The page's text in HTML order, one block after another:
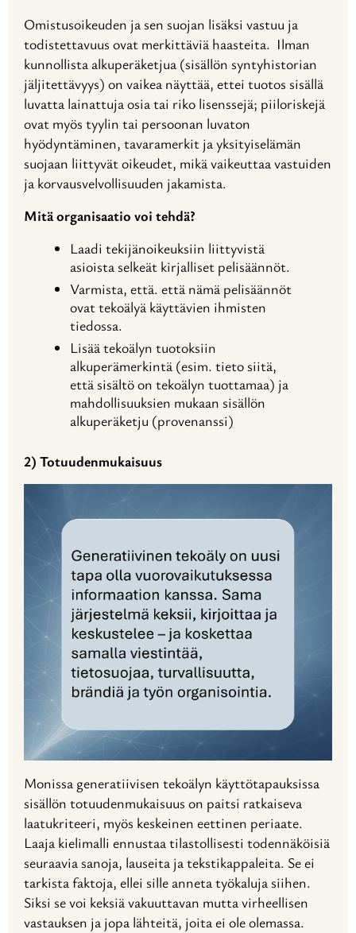
Omistusoikeuden ja sen suojan lisäksi vastuu ja
todistettavuus ovat merkittäviä haasteita. Ilman
kunnollista alkuperäketjua (sisällön syntyhistorian
jäljitettävyys) on vaikea näyttää, ettei tuotos sisällä
luvatta lainattuja osia tai riko lisenssejä; piiloriskejä
ovat myös tyylin tai persoonan luvaton
hyödyntäminen, tavaramerkit ja yksityiselämän
suojaan liittyvät oikeudet, mikä vaikeuttaa vastuiden
ja korvausvelvollisuuden jakamista.
Mitä organisaatio voi tehdä?
Laadi tekijänoikeuksiin liittyvistä
asioista selkeät kirjalliset pelisäännöt.
Varmista, että. että nämä pelisäännöt
ovat tekoälyä käyttävien ihmisten
tiedossa.
Lisää tekoälyn tuotoksiin
alkuperämerkintä (esim. tieto siitä,
että sisältö on tekoälyn tuottamaa) ja
mahdollisuuksien mukaan sisällön
alkuperäketju (provenanssi)
2) Totuudenmukaisuus
Monissa generatiivisen tekoälyn käyttötapauksissa
sisällön totuudenmukaisuus on paitsi ratkaiseva
laatukriteeri, myös keskeinen eettinen periaate.
Laaja kielimalli ennustaa tilastollisesti todennäköisiä
seuraavia sanoja, lauseita ja tekstikappaleita. Se ei
tarkista faktoja, ellei sille anneta työkaluja siihen.
Siksi se voi keksiä vakuuttavan mutta virheellisen
vastauksen ja jopa lähteitä, joita ei ole olemassa.